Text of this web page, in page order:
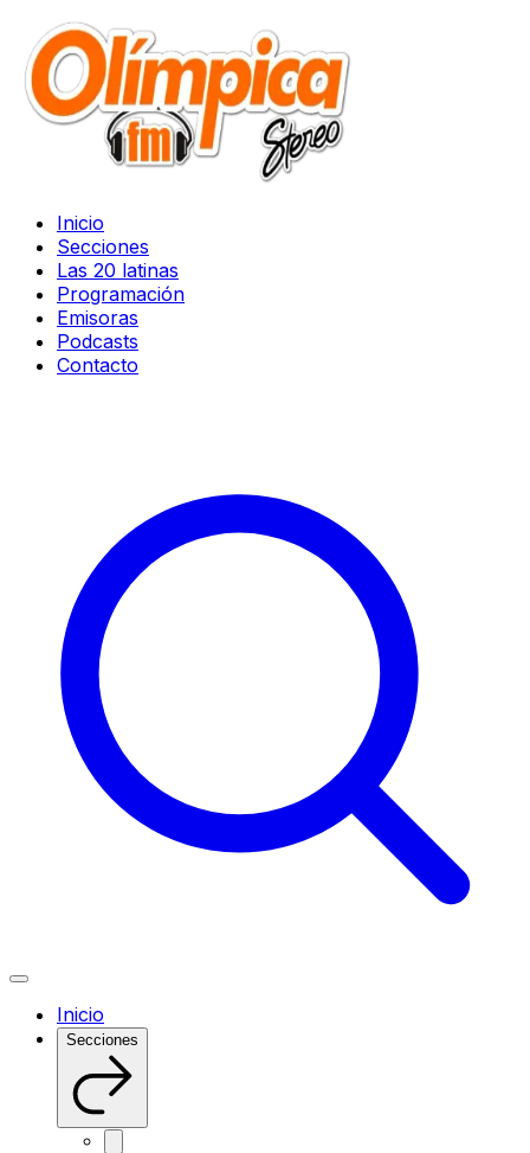
Inicio
Secciones
Las 20 latinas
Programación
Emisoras
Podcasts
Contacto
Inicio
Secciones